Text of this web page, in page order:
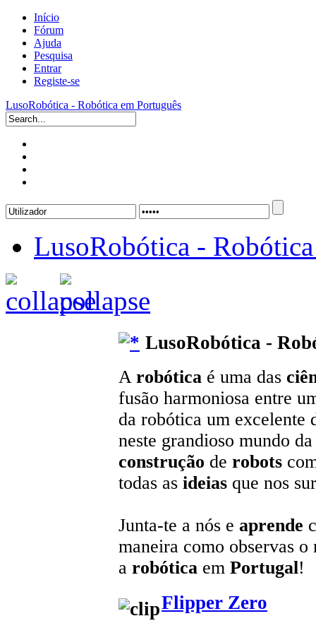
Início
Fórum
Ajuda
Pesquisa
Entrar
Registe-se
LusoRobótica - Robótica em Português
LusoRobótica -
LusoRobótica -
A robótica é uma das
fusão harmoniosa entre
da robótica um excelente
neste grandioso mundo
construção de robots
todas as ideias que nos
Junta-te a nós e aprende
maneira como observas
a robótica em Portugal!
Flipper Zero